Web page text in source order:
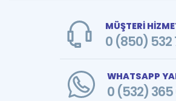
MÜŞTERİ
0 (850) 532
WHATSAPP
0 (532) 365